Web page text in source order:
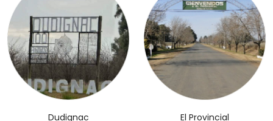
Dudignac El Provincial